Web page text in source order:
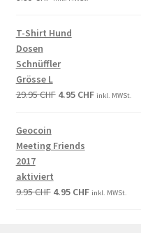
T-Shirt Hund
Dosen
Schnüffler
Grösse L
29.95CHF 4.95 CHF inkl. MWSt.
Geocoin
Meeting Friends
2017
aktiviert
9.95CHF 4.95 CHF inkl. MWSt.